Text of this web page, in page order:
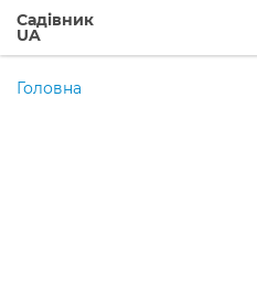
Садівник
UA
Головна